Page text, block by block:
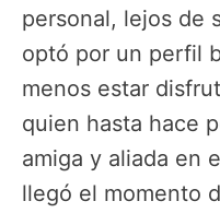
personal, lejos de
optó por un perfil
menos estar
quien hasta hace
amiga y aliada en
llegó el momento